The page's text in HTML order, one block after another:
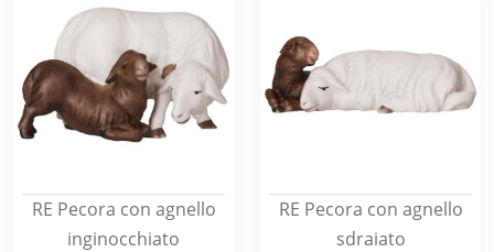
RE Pecora con agnello
inginocchiato
RE Pecora con agnello
sdraiato